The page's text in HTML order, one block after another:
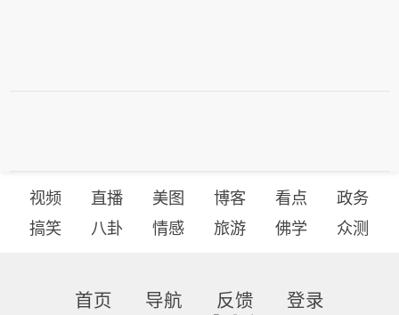
视频 直播 美图 博客 看点
政务
搞笑
八卦 情感 旅游 佛学 众测
首页 导航 反馈 登录